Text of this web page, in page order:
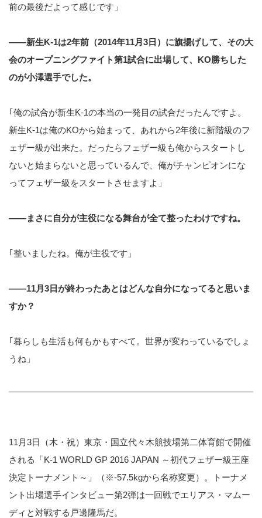
前の最後だよって感じです」
――新生K-1は2年前（2014年11月3日）に旗揚げして、その大
会のオープニングファイト第1試合に出場して、KO勝ちした
のが小澤選手でした。
｢俺の試合が新生K-1の本当の一発目の試合だったんですよ。
新生K-1は俺のKOから始まって、あれから2年後に新階級のフ
ェザー級が出来た。だったらフェザー級も俺からスタートし
ないと始まらないと思っているんで、俺がチャンピオンにな
ってフェザー級をスタートさせますよ」
――まさに自分が主役になる舞台が全て整ったわけですね。
｢整いましたね。俺が主役です」
――11月3日が終わったあとはどんな自分になってると思いま
すか？
｢暮らしも生活も何もかもすべて。世界が変わっているでしょ
うね」
11月3日（木・祝）東京・国立代々木競技場第二体育館で開催
される「K-1 WORLD GP 2016 JAPAN ～初代フェザー級王座
決定トーナメント～」（※-57.5kgから名称変更）。トーナメ
ント出場選手インタビュー第2弾は一回戦でエリアス・マムー
ディと対戦する戸邊隆馬だ。